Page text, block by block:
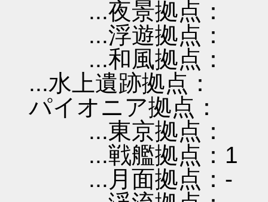
...夜景拠点：
...浮遊拠点：
...和風拠点：
...水上遺跡拠点：
パイオニア拠点：
...東京拠点：
...戦艦拠点：1
...月面拠点：-